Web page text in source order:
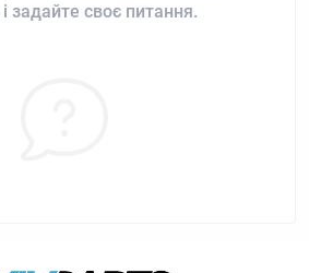
задайте своє питання.